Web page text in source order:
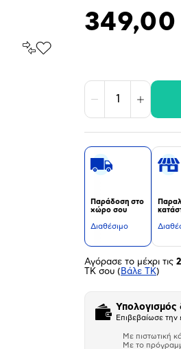
Σύγκρινέ
Προσθήκη
Μείωση Αύξηση
Παράδοση στο
χώρο σου
Διαθέσιμο
Αγόρασε το μέχρι τις
ΤΚ σου ( Βάλε ΤΚ)
Επιβεβαίωσε
Με πιστωτική
Με το